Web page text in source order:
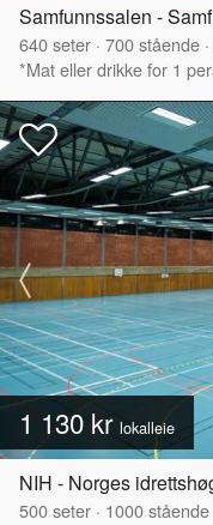
Samfunnssalen -
640seter · 700stående ·
*Mat eller drikke for 1
1 130 kr lokalleie
NIH - Norges
500seter · 1000stående